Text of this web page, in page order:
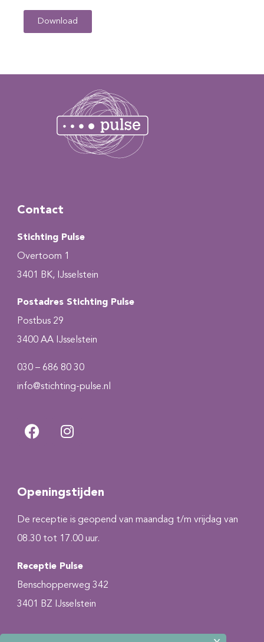
Download
Contact
Stichting Pulse
Overtoom 1
3401 BK, IJsselstein
Postadres Stichting Pulse
Postbus 29
3400 AA IJsselstein
030 – 686 80 30
info@stichting-pulse.nl
Openingstijden
De receptie is geopend van maandag t/m vrijdag van
08.30 tot 17.00 uur.
Receptie Pulse
Benschopperweg 342
3401 BZ IJsselstein